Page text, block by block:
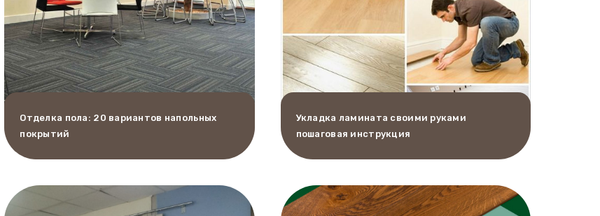
Отделка пола: 20 вариантов напольных
покрытий
Укладка ламината своими руками
пошаговая инструкция